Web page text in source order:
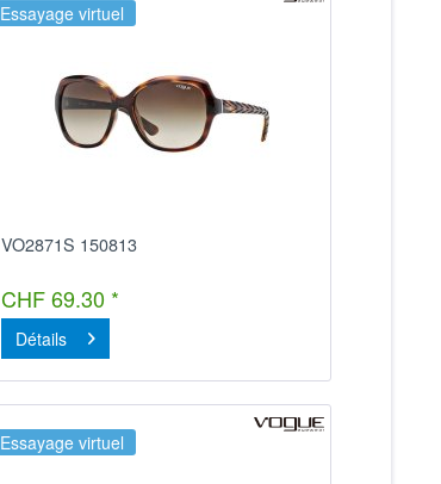
Essayage virtuel
VO2871S 150813
CHF 69.30 *
Détails
Essayage virtuel